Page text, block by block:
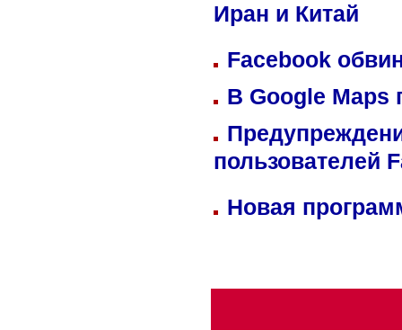
Иран и Китай
Facebook
В Google Maps
пользователей
Новая